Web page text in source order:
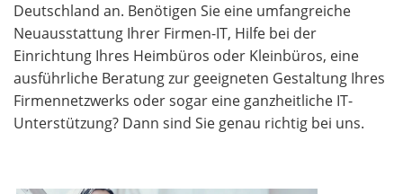
Deutschland an. Benötigen Sie eine umfangreiche
Neuausstattung Ihrer Firmen-IT, Hilfe bei der
Einrichtung Ihres Heimbüros oder Kleinbüros, eine
ausführliche Beratung zur geeigneten Gestaltung Ihres
Firmennetzwerks oder sogar eine ganzheitliche IT-
Unterstützung? Dann sind Sie genau richtig bei uns.